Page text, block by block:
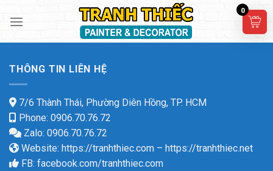
THÔNG TIN LIÊN HỆ
7/6 Thành Thái, Phường Diên Hồng, TP. HCM
Phone: 0906.70.76.72
Zalo: 0906.70.76.72
Website: https://tranhthiec.com – https://tranhthiec.net
FB: facebook.com/tranhthiec.com
0